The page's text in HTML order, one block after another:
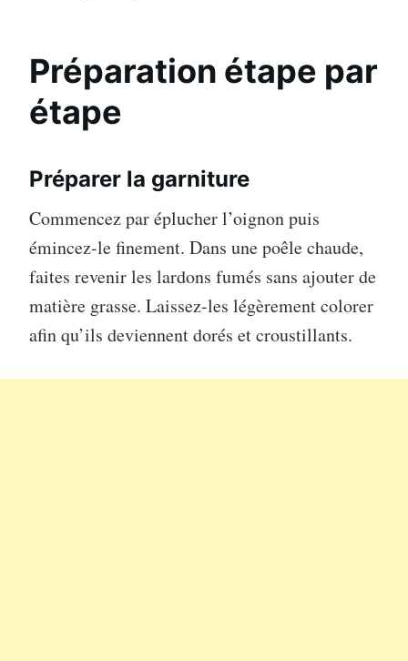
Préparation étape par
étape
Préparer la garniture
Commencez par éplucher l’oignon puis
émincez-le finement. Dans une poêle chaude,
faites revenir les lardons fumés sans ajouter de
matière grasse. Laissez-les légèrement colorer
afin qu’ils deviennent dorés et croustillants.